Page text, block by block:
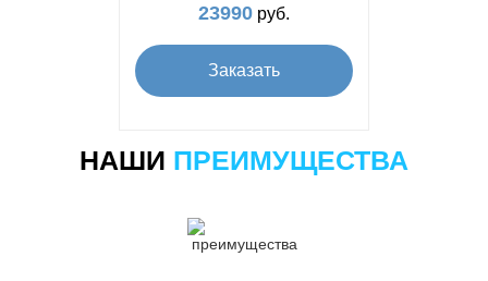
23990 руб.
Заказать
НАШИ ПРЕИМУЩЕСТВА